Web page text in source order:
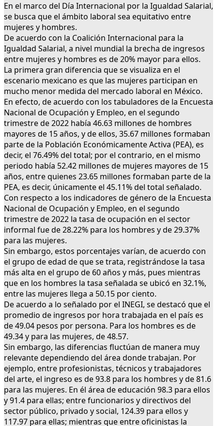
En el marco del Día Internacional por la Igualdad Salarial,
se busca que el ámbito laboral sea equitativo entre
mujeres y hombres.
De acuerdo con la Coalición Internacional para la
Igualdad Salarial, a nivel mundial la brecha de ingresos
entre mujeres y hombres es de 20% mayor para ellos.
La primera gran diferencia que se visualiza en el
escenario mexicano es que las mujeres participan en
mucho menor medida del mercado laboral en México.
En efecto, de acuerdo con los tabuladores de la Encuesta
Nacional de Ocupación y Empleo, en el segundo
trimestre de 2022 había 46.63 millones de hombres
mayores de 15 años, y de ellos, 35.67 millones formaban
parte de la Población Económicamente Activa (PEA), es
decir, el 76.49% del total; por el contrario, en el mismo
periodo había 52.42 millones de mujeres mayores de 15
años, entre quienes 23.65 millones formaban parte de la
PEA, es decir, únicamente el 45.11% del total señalado.
Con respecto a los indicadores de género de la Encuesta
Nacional de Ocupación y Empleo, en el segundo
trimestre de 2022 la tasa de ocupación en el sector
informal fue de 28.22% para los hombres y de 29.37%
para las mujeres.
Sin embargo, estos porcentajes varían, de acuerdo con
el grupo de edad de que se trata, registrándose la tasa
más alta en el grupo de 60 años y más, pues mientras
que en los hombres la tasa señalada se ubicó en 32.1%,
entre las mujeres llega a 50.15 por ciento.
De acuerdo a lo señalado por el INEGI, se destacó que el
promedio de ingresos por hora trabajada en el país es
de 49.04 pesos por persona. Para los hombres es de
49.34 y para las mujeres, de 48.57.
Sin embargo, las diferencias fluctúan de manera muy
relevante dependiendo del área donde trabajan. Por
ejemplo, entre profesionistas, técnicos y trabajadores
del arte, el ingreso es de 93.8 para los hombres y de 81.6
para las mujeres. En él área de educación 98.3 para ellos
y 91.4 para ellas; entre funcionarios y directivos del
sector público, privado y social, 124.39 para ellos y
117.97 para ellas; mientras que entre oficinistas la